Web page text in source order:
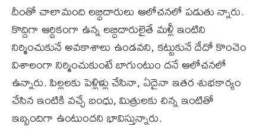
దీంతో చాలామంది లబ్ధిదారులు ఆలోచనలో పడుతు న్నారు.
కొద్దిగా ఆర్థికంగా ఉన్న లబ్ధిదారులైతే మళ్లీ ఇంటిని
నిర్మించుకునే అవకాశాలు ఉండవని, కట్టుకునే దేదో కొంచెం
విశాలంగా నిర్మించుకుంటే బాగుంటుం దనే ఆలోచనలో
ఉన్నారు. పిల్లలకు పెళ్లిళ్లు చేసినా, ఏదైనా ఇతర శుభకార్యం
చేసిన ఇంటికి వచ్చే బంధు, మిత్రులకు చిన్న ఇంటితో
ఇబ్బందిగా ఉంటుందని భావిస్తున్నారు.